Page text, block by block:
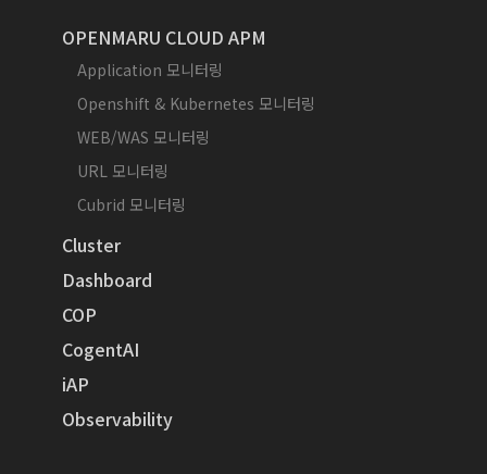
OPENMARU CLOUD APM
Application 모니터링
Openshift & Kubernetes 모니터링
WEB/WAS 모니터링
URL 모니터링
Cubrid 모니터링
Cluster
Dashboard
COP
CogentAI
iAP
Observability